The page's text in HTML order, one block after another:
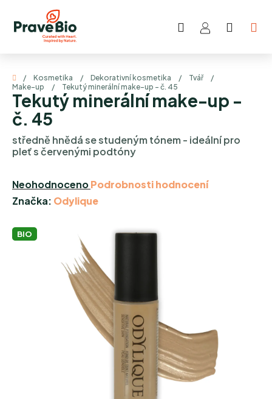
obsah
Hledat
Domů
/ Kosmetika / Dekorativní kosmetika / Tvář
/
Make-up
/ Tekutý minerální make-up - č. 45
Tekutý minerální make-up -
č. 45
středně hnědá se studeným tónem - ideální pro
pleť s červenými podtóny
Průměrné
hodnocení
je
NeohodnocenoPodrobnosti hodnocení
Značka: Odylique
BIO